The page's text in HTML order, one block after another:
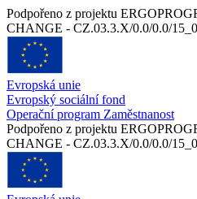
Podpořeno z projektu
CHANGE - CZ.03.3.X/0.0/0.0/
Evropská unie
Evropský sociální fond
Operační program Zaměstnanost
Podpořeno z projektu
CHANGE - CZ.03.3.X/0.0/0.0/